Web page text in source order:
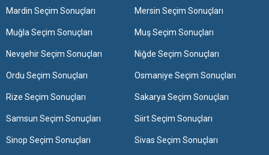
Mardin Seçim Sonuçları Mersin Seçim Sonuçları
Muğla Seçim Sonuçları Muş Seçim Sonuçları
Nevşehir Seçim Sonuçları Niğde Seçim Sonuçları
Ordu Seçim Sonuçları Osmaniye Seçim Sonuçları
Rize Seçim Sonuçları Sakarya Seçim Sonuçları
Samsun Seçim Sonuçları Siirt Seçim Sonuçları
Sinop Seçim Sonuçları Sivas Seçim Sonuçları